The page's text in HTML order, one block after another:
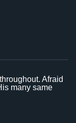
Afraid
many same